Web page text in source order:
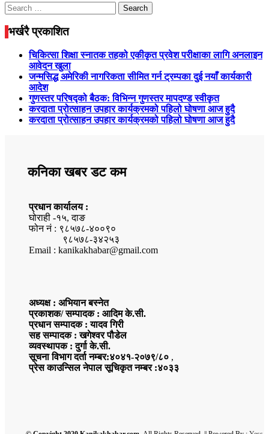
Search
for:
भर्खरै प्रकाशित
चिकित्सा शिक्षा स्नातक तहको एकीकृत प्रवेश परीक्षाका लागि अनलाइन
आवेदन खुला
जन्मसिद्ध अमेरिकी नागरिकता सीमित गर्न ट्रम्पका दुई नयाँ कार्यकारी
आदेश
गुणस्तर परिषद्को बैठक: विभिन्न गुणस्तर मापदण्ड स्वीकृत
करदाता प्रोत्साहन उपहार कार्यक्रमको पहिलो घोषणा आज हुदै
करदाता प्रोत्साहन उपहार कार्यक्रमको पहिलो घोषणा आज हुदै
कनिका खबर डट कम
प्रधान कार्यालय :
घोराही -१५, दाङ
फोन नं : ९८५७८-४००९०
९८५७८-३४२५३
Email : kanikakhabar@gmail.com
अध्यक्ष : अभियान बस्नेत
प्रकाशक/ सम्पादक : आदिम के.सी.
प्रधान सम्पादक : यादव गिरी
सह सम्पादक : खगेश्वर पौडेल
व्यवस्थापक : दुर्गा के.सी.
सूचना विभाग दर्ता नम्बर:४०४१-२०७९/८० ,
प्रेस काउन्सिल नेपाल सूचिकृत नम्बर :४०३३